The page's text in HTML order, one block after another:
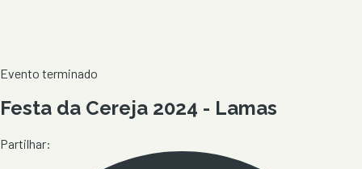
Evento terminado
Festa da Cereja 2024 - Lamas
Partilhar: